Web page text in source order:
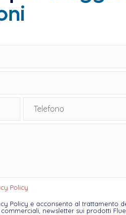
Policy
Policy e acconsento al trattamento
newsletter sui prodotti